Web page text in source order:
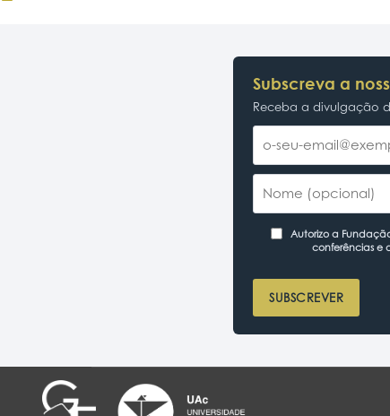
Subscreva a
Receba a divulgação
Autorizo a
conferências e
SUBSCREVER